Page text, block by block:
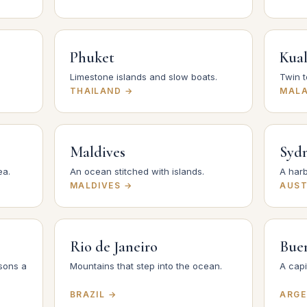
Phuket
Limestone islands and slow boats.
THAILAND →
Twin
Maldives
An ocean stitched with islands.
MALDIVES →
A
a
Rio de Janeiro
Mountains that step into the ocean.
BRAZIL →
A